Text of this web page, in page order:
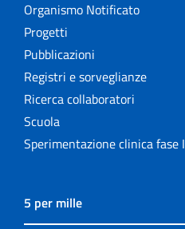
Organismo Notificato
Progetti
Pubblicazioni
Registri e sorveglianze
Ricerca collaboratori
Scuola
Sperimentazione clinica fase I
5 per mille